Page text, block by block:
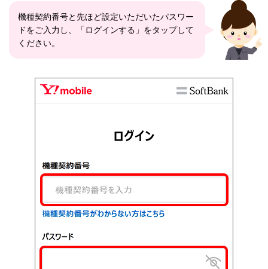
機種契約番号と先ほど設定いただいたパスワー
ドをご入力し、「ログインする」をタップして
ください。